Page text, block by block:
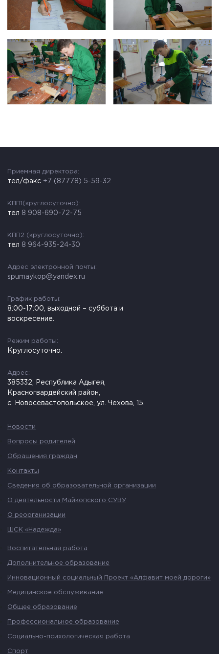
Приемная директора:
тел/факс +7 (87778) 5-59-32
КПП1(круглосуточно):
тел 8 908-690-72-75
КПП2 (круглосуточно):
тел 8 964-935-24-30
Адрес электронной почты:
spumaykop@yandex.ru
График работы:
8:00-17:00, выходной – суббота и
воскресение.
Режим работы:
Круглосуточно.
Адрес:
385332, Республика Адыгея,
Красногвардейский район,
с. Новосевастопольское, ул. Чехова, 15.
Новости
Вопросы родителей
Обращения граждан
Контакты
Сведения об образовательной организации
О деятельности Майкопского СУВУ
О реорганизации
ШСК «Надежда»
Воспитательная работа
Дополнительное образование
Инновационный социальный Проект «Алфавит моей дороги»
Медицинское обслуживание
Общее образование
Профессиональное образование
Социально-психологическая работа
Спорт